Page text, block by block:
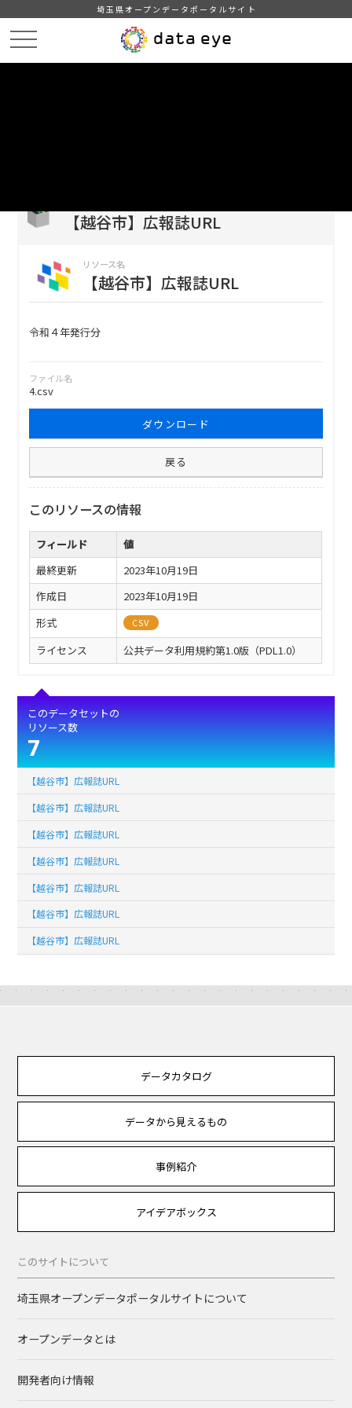
埼玉県オープンデータポータルサイト
【越谷市】広報誌URL
リソース名
【越谷市】広報誌URL
令和４年発行分
ファイル名
4.csv
ダウンロード
戻る
このリソースの情報
フィールド
値
最終更新
2023年10月19日
作成日
2023年10月19日
形式
CSV
ライセンス 公共データ利用規約第1.0版（PDL1.0）
このデータセットの
リソース数
7
【越谷市】広報誌URL
【越谷市】広報誌URL
【越谷市】広報誌URL
【越谷市】広報誌URL
【越谷市】広報誌URL
【越谷市】広報誌URL
【越谷市】広報誌URL
データカタログ
データから見えるもの
事例紹介
アイデアボックス
このサイトについて
埼玉県オープンデータポータルサイトについて
オープンデータとは
開発者向け情報